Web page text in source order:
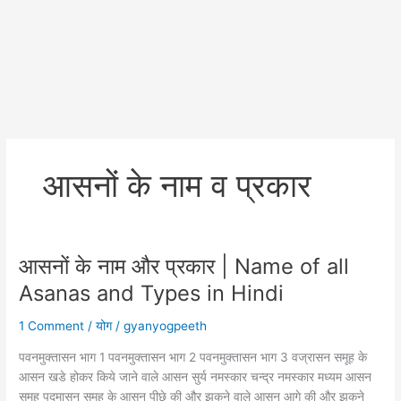
आसनों के नाम व प्रकार
आसनों के नाम और प्रकार | Name of all
Asanas and Types in Hindi
1 Comment /योग/gyanyogpeeth
पवनमुक्तासन भाग 1 पवनमुक्तासन भाग 2 पवनमुक्तासन भाग 3 वज्रासन समूह के
आसन खडे होकर किये जाने वाले आसन सुर्य नमस्कार चन्द्र नमस्कार मध्यम आसन
समूह पदमासन समूह के आसन पीछे की और झुकने वाले आसन आगे की और झुकने